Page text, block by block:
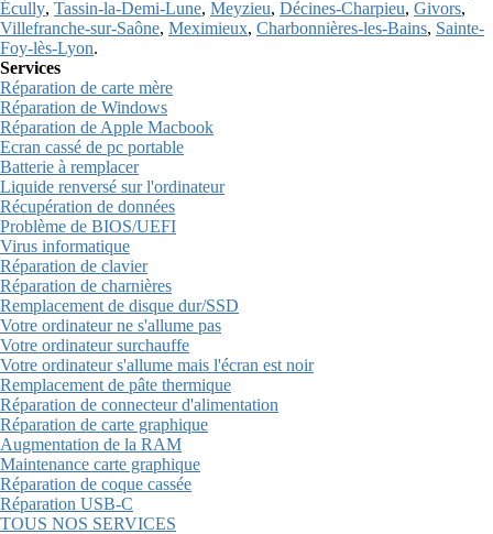
Écully, Tassin-la-Demi-Lune, Meyzieu, Décines-Charpieu, Givors,
Villefranche-sur-Saône, Meximieux, Charbonnières-les-Bains, Sainte-
Foy-lès-Lyon.
Services
Réparation de carte mère
Réparation de Windows
Réparation de Apple Macbook
Ecran cassé de pc portable
Batterie à remplacer
Liquide renversé sur l'ordinateur
Récupération de données
Problème de BIOS/UEFI
Virus informatique
Réparation de clavier
Réparation de charnières
Remplacement de disque dur/SSD
Votre ordinateur ne s'allume pas
Votre ordinateur surchauffe
Votre ordinateur s'allume mais l'écran est noir
Remplacement de pâte thermique
Réparation de connecteur d'alimentation
Réparation de carte graphique
Augmentation de la RAM
Maintenance carte graphique
Réparation de coque cassée
Réparation USB-C
TOUS NOS SERVICES